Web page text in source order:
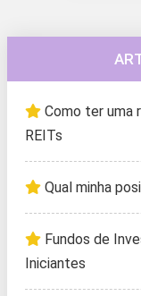
Como ter uma
REITs
Qual minha
Fundos de
Iniciantes